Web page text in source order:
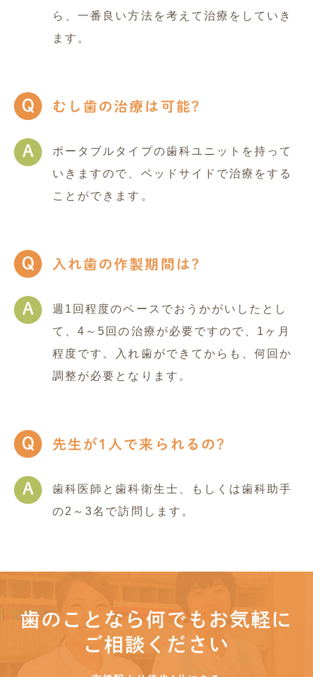
ら、一番良い方法を考えて治療をしていき
ます。
Q むし歯の治療は可能?
A
ポータブルタイプの歯科ユニットを持って
いきますので、ベッドサイドで治療をする
ことができます。
Q 入れ歯の作製期間は?
A
週1回程度のペースでおうかがいしたとし
て、4～5回の治療が必要ですので、1ヶ月
程度です。入れ歯ができてからも、何回か
調整が必要となります。
Q 先生が1人で来られるの?
A
歯科医師と歯科衛生士、もしくは歯科助手
の2～3名で訪問します。
歯のことなら何でもお気軽に
ご相談ください